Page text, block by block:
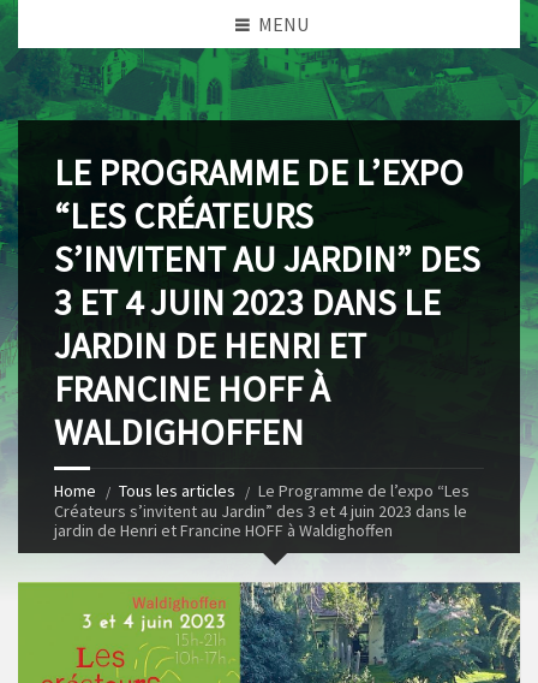
MENU
LE PROGRAMME DE L’EXPO
“LES CRÉATEURS
S’INVITENT AU JARDIN” DES
3 ET 4 JUIN 2023 DANS LE
JARDIN DE HENRI ET
FRANCINE HOFF À
WALDIGHOFFEN
Home Tous les articles
Le Programme de l’expo “Les
Créateurs s’invitent au Jardin” des 3 et 4 juin 2023 dans le
jardin de Henri et Francine HOFF à Waldighoffen